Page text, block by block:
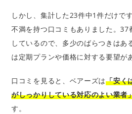
しかし、集計した23件中1件だけで
不満を持つ口コミもありました。37
しているので、多少のばらつきはあ
は定期プランや価格に対する要望が
口コミを見ると、ベアーズは「安く
がしっかりしている対応のよい業者
す。